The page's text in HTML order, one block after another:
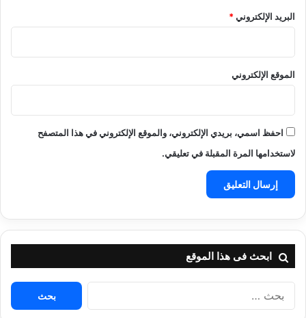
البريد الإلكتروني*
الموقع الإلكتروني
احفظ اسمي، بريدي الإلكتروني، والموقع الإلكتروني في هذا المتصفح
لاستخدامها المرة المقبلة في تعليقي.
ابحث فى هذا الموقع
البحث